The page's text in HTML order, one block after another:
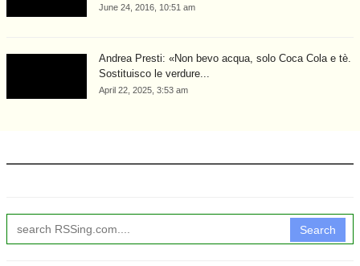
June 24, 2016, 10:51 am
Andrea Presti: «Non bevo acqua, solo Coca Cola e tè.
Sostituisco le verdure...
April 22, 2025, 3:53 am
Search